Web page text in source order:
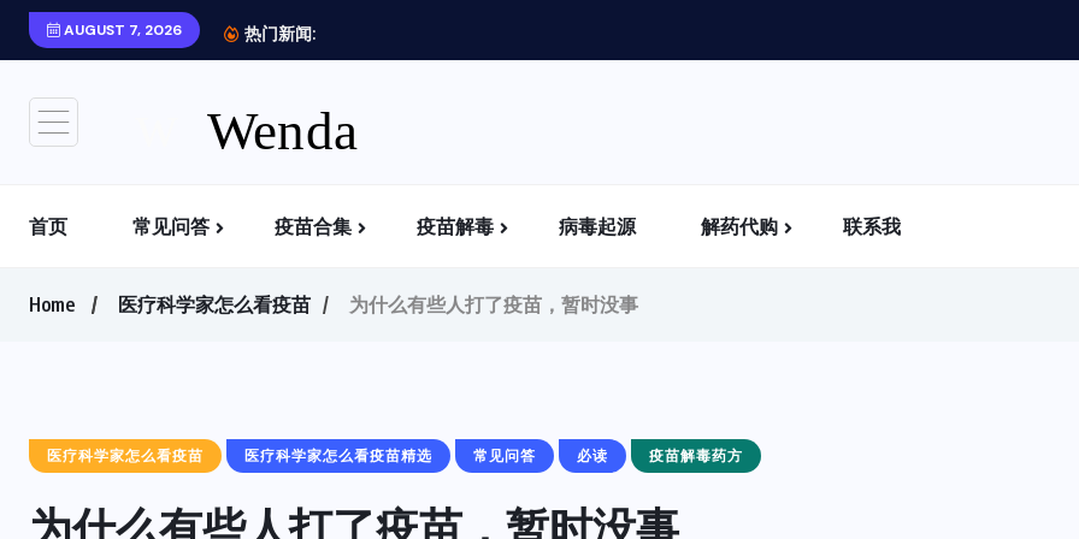
AUGUST 7, 2026 热门新闻:
首页 常见问答 疫苗合集 疫苗解毒 病毒起源 解药代购 联系我
Home 医疗科学家怎么看疫苗 为什么有些人打了疫苗，暂时没事
医疗科学家怎么看疫苗 医疗科学家怎么看疫苗精选 常见问答 必读 疫苗解毒药方
为什么有些人打了疫苗，暂时没事